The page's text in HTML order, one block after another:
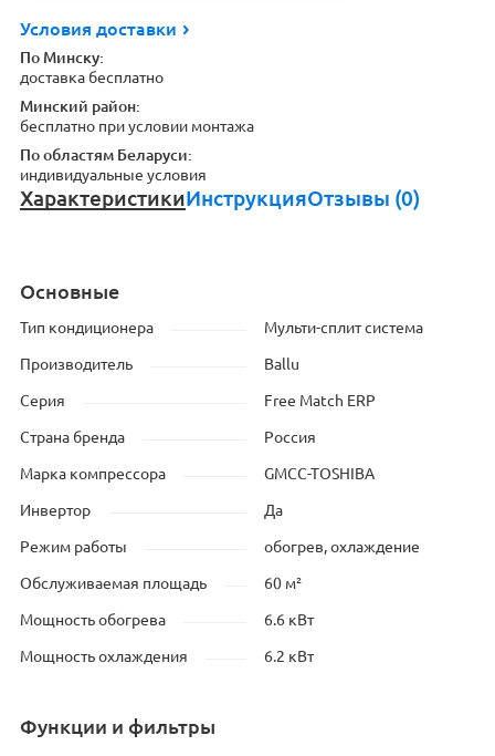
Условия доставки
По Минску:
доставка бесплатно
Минский район:
бесплатно при условии монтажа
По областям Беларуси:
индивидуальные условия
ХарактеристикиИнструкцияОтзывы (0)
Основные
Тип кондиционера Мульти-сплит система
Производитель Ballu
Серия Free Match ERP
Страна бренда Россия
Марка компрессора GMCC-TOSHIBA
Инвертор Да
Режим работы обогрев, охлаждение
Обслуживаемая площадь 60 м²
Мощность обогрева 6.6 кВт
Мощность охлаждения 6.2 кВт
Функции и фильтры